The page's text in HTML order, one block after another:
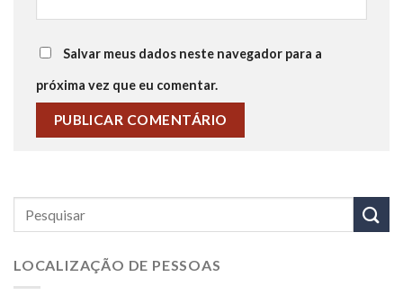
Salvar meus dados neste navegador para a
próxima vez que eu comentar.
LOCALIZAÇÃO DE PESSOAS